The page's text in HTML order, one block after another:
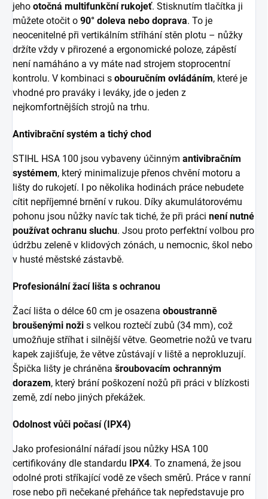
jeho otočná multifunkční rukojeť. Stisknutím tlačítka ji
můžete otočit o 90° doleva nebo doprava. To je
neocenitelné při vertikálním stříhání stěn plotu – nůžky
držíte vždy v přirozené a ergonomické poloze, zápěstí
není namáháno a vy máte nad strojem stoprocentní
kontrolu. V kombinaci s obouručním ovládáním, které je
vhodné pro praváky i leváky, jde o jeden z
nejkomfortnějších strojů na trhu.
Antivibrační systém a tichý chod
STIHL HSA 100 jsou vybaveny účinným antivibračním
systémem, který minimalizuje přenos chvění motoru a
lišty do rukojetí. I po několika hodinách práce nebudete
cítit nepříjemné brnění v rukou. Díky akumulátorovému
pohonu jsou nůžky navíc tak tiché, že při práci není nutné
používat ochranu sluchu. Jsou proto perfektní volbou pro
údržbu zeleně v klidových zónách, u nemocnic, škol nebo
v husté městské zástavbě.
Profesionální žací lišta s ochranou
Žací lišta o délce 60 cm je osazena oboustranně
broušenými noži s velkou roztečí zubů (34 mm), což
umožňuje stříhat i silnější větve. Geometrie nožů ve tvaru
kapek zajišťuje, že větve zůstávají v liště a neprokluzují.
Špička lišty je chráněna šroubovacím ochranným
dorazem, který brání poškození nožů při práci v blízkosti
země, zdí nebo jiných překážek.
Odolnost vůči počasí (IPX4)
Jako profesionální nářadí jsou nůžky HSA 100
certifikovány dle standardu IPX4. To znamená, že jsou
odolné proti stříkající vodě ze všech směrů. Práce v ranní
rose nebo při nečekané přeháňce tak nepředstavuje pro